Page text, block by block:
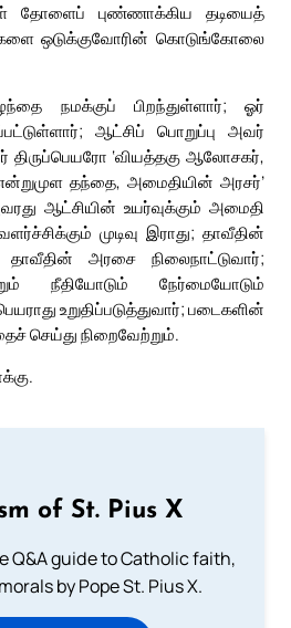
தோளைப் புண்ணாக்கிய தடியைத்
ஒடுக்குவோரின் கொடுங்கோலை
நமக்குப் பிறந்துள்ளார்; ஓர்
ஆட்சிப் பொறுப்பு அவர்
‘வியத்தகு ஆலோசகர்,
தந்தை, அமைதியின் அரசர்’
ஆட்சியின் உயர்வுக்கும் அமைதி
முடிவு இராது; தாவீதின்
அரசை நிலைநாட்டுவார்;
நீதியோடும் நேர்மையோடும்
உறுதிப்படுத்துவார்; படைகளின்
செய்து நிறைவேற்றும்.
of St. Pius X
Q&A guide to Catholic faith,
by Pope St. Pius X.